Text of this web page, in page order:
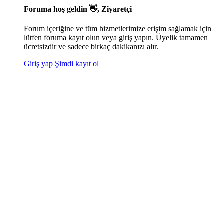
Foruma hoş geldin 👋, Ziyaretçi
Forum içeriğine ve tüm hizmetlerimize erişim sağlamak için
lütfen foruma kayıt olun veya giriş yapın. Üyelik tamamen
ücretsizdir ve sadece birkaç dakikanızı alır.
Giriş yap Şimdi kayıt ol